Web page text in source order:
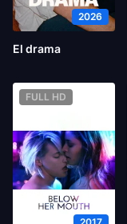
2026
El drama
FULL HD